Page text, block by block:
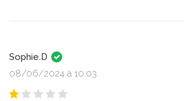
Sophie.D
08/06/2024 à 10:03